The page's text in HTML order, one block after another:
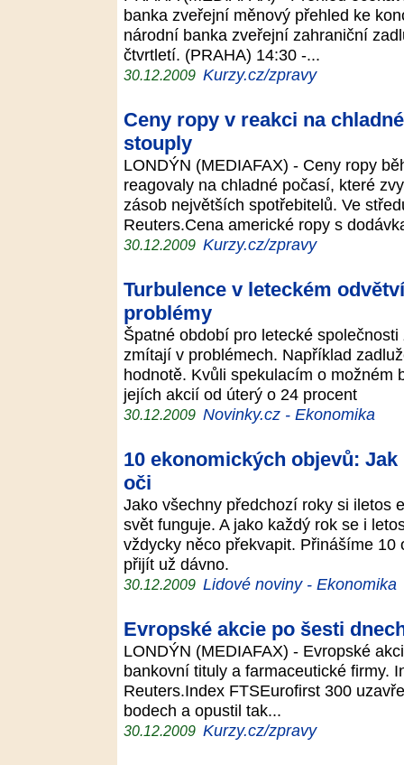
banka zveřejní měnový přehled ke
národní banka zveřejní zahraniční
čtvrtletí. (PRAHA) 14:30 -...
30.12.2009 Kurzy.cz/zpravy
Ceny ropy v reakci na
stouply
LONDÝN (MEDIAFAX) - Ceny ropy
reagovaly na chladné počasí, které
zásob největších spotřebitelů. Ve
Reuters.Cena americké ropy s
30.12.2009 Kurzy.cz/zpravy
Turbulence v leteckém
problémy
Špatné období pro letecké
zmítají v problémech. Například
hodnotě. Kvůli spekulacím o možném
jejích akcií od úterý o 24 procent
30.12.2009 Novinky.cz - Ekonomika
10 ekonomických objevů:
oči
Jako všechny předchozí roky si iletos
svět funguje. A jako každý rok se i
vždycky něco překvapit. Přinášíme
přijít už dávno.
30.12.2009 Lidové noviny - Ekonomika
Evropské akcie po šesti
LONDÝN (MEDIAFAX) - Evropské
bankovní tituly a farmaceutické firmy.
Reuters.Index FTSEurofirst 300
bodech a opustil tak...
30.12.2009 Kurzy.cz/zpravy